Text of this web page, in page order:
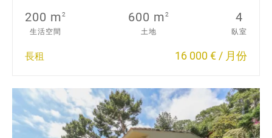
200 m2
生活空間
600 m2
土地
4
臥室
長租 16 000 € / 月份